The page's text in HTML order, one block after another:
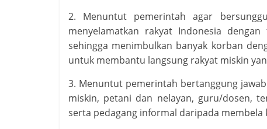
2. Menuntut pemerintah agar
menyelamatkan rakyat Indonesia
sehingga menimbulkan banyak korban
untuk membantu langsung rakyat miskin
3. Menuntut pemerintah bertanggung
miskin, petani dan nelayan, guru/dosen,
serta pedagang informal daripada